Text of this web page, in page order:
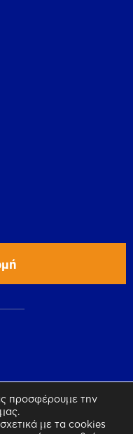
προσφέρουμε την
με τα cookies